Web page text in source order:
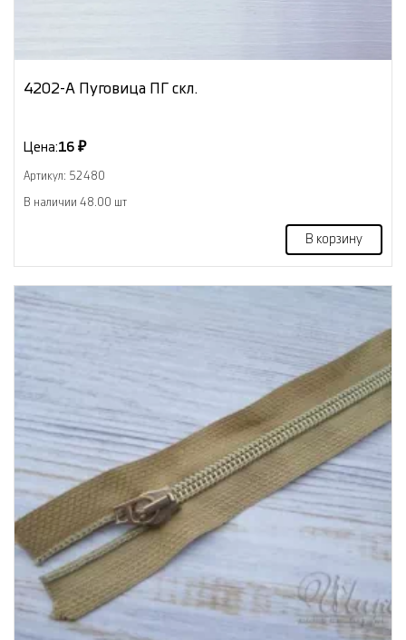
4202-А Пуговица ПГ скл.
Цена:16 ₽
Артикул: 52480
В наличии 48.00 шт
В корзину